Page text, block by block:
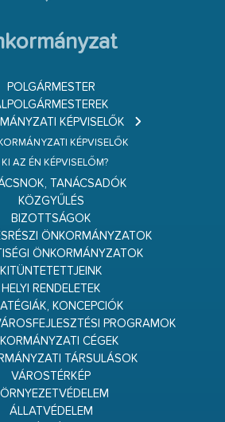
POLGÁRMESTER
KÉPVISELŐK
KÉPVISELŐK
KI AZ ÉN KÉPVISELŐM?
TANÁCSADÓK
KÖZGYŰLÉS
BIZOTTSÁGOK
ÖNKORMÁNYZATOK
ÖNKORMÁNYZATOK
KITÜNTETETTJEINK
HELYI RENDELETEK
KONCEPCIÓK
PROGRAMOK
CÉGEK
TÁRSULÁSOK
VÁROSTÉRKÉP
ÁLLATVÉDELEM